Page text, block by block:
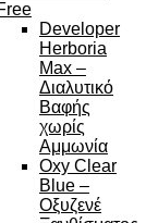
Developer
Herboria
Max –
Διαλυτικό
Βαφής
χωρίς
Αμμωνία
Oxy Clear
Blue –
Οξυζενέ